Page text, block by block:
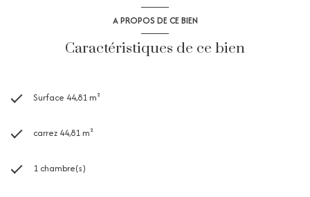
A PROPOS DE CE BIEN
Caractéristiques de ce bien
Surface 44,81 m²
carrez 44,81 m²
1 chambre(s)